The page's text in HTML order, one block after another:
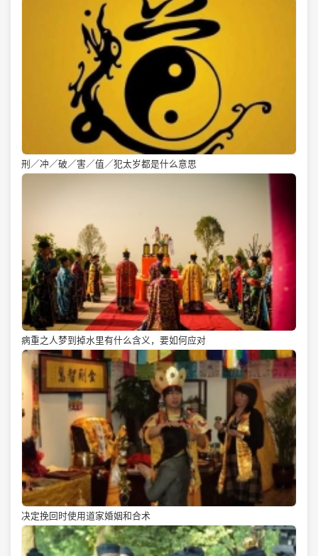
刑／冲／破／害／值／犯太岁都是什么意思
病重之人梦到掉水里有什么含义，要如何应对
决定挽回时使用道家婚姻和合术